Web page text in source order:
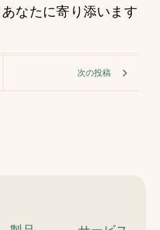
なたに寄り添います
次の投稿